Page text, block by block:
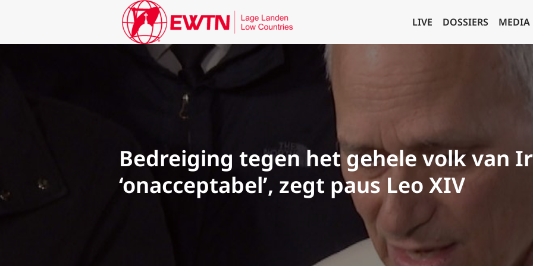
LIVE DOSSIERS MEDIA
Bedreiging tegen het gehele volk van
‘onacceptabel’, zegt paus Leo XIV